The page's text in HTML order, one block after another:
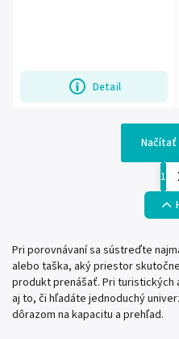
Detail
Načítať
1
Pri porovnávaní sa sústreďte
alebo taška, aký priestor
produkt prenášať. Pri turistických
aj to, či hľadáte jednoduchý
dôrazom na kapacitu a prehľad.